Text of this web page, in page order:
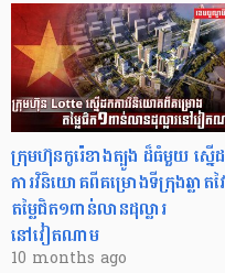
ក្រុមហ៊ុនកូរ៉េខាងត្បូង ដ៏ធំមួយ ស្នើ
ការវិនិយោគពីគម្រោងទីក្រុងឆ្លាតវៃ
តម្លៃជិត១ពាន់លានដុល្លារ
នៅវៀតណាម
10 months ago